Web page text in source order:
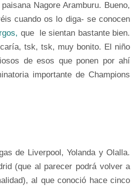
Nagore Aramburu. Bueno,
cuando os lo diga- se conocen
que le sientan bastante bien.
tsk, tsk, muy bonito. El niño
de esos que ponen por ahí
importante de Champions
de Liverpool, Yolanda y Olalla.
(que al parecer podrá volver a
al que conoció hace cinco